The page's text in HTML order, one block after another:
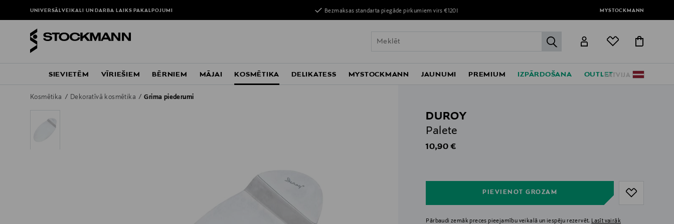
UNIVERSĀLVEIKALI UN DARBA LAIKSPAKALPOJUMI Bezmaksas standarta piegāde pirkumiem virs €120! MYSTOCKMANN
label.header.go
LATVIJA
SIEVIETĒM VĪRIEŠIEM BĒRNIEM MĀJAI KOSMĒTIKA DELIKATESS MYSTOCKMANN JAUNUMI PREMIUM IZPĀRDOŠANA OUTLET
Kosmētika Dekoratīvā kosmētika Grima piederumi
DUROY
Palete
Original Price
10,90 €
PIEVIENOT GROZAM
Pārbaudi zemāk preces pieejamību veikalā un iespēju rezervēt. Lasīt vairāk